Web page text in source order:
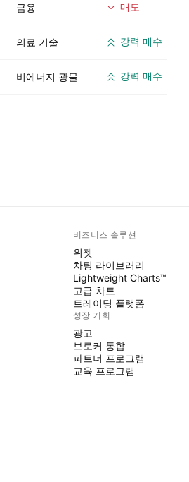
금융 매도
의료 기술 강력 매수
비에너지 광물 강력 매수
비즈니스 솔루션
위젯
차팅 라이브러리
Lightweight Charts™
고급 차트
트레이딩 플랫폼
성장 기회
광고
브로커 통합
파트너 프로그램
교육 프로그램